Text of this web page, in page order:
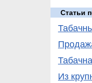
Статьи
Из